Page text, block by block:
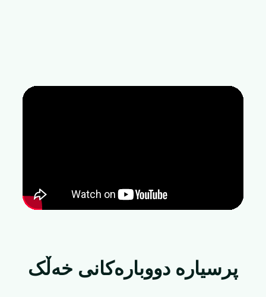
پرسیارە دووبارەکانی خەڵک